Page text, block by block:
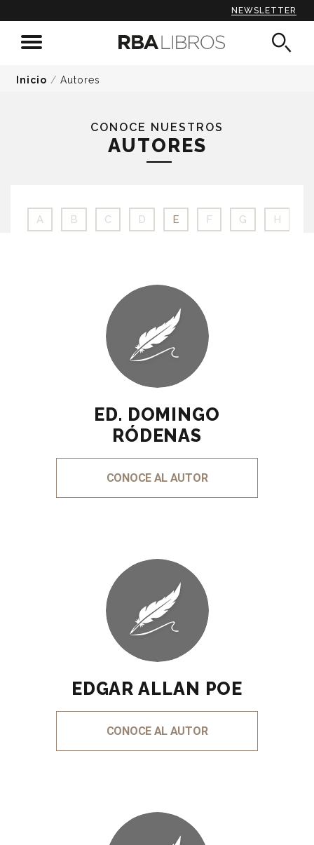
NEWSLETTER
Inicio / Autores
CONOCE NUESTROS
AUTORES
A B C D E F G H
ED. DOMINGO
RÓDENAS
CONOCE AL AUTOR
EDGAR ALLAN POE
CONOCE AL AUTOR